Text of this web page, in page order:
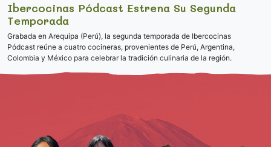
Ibercocinas Pódcast Estrena Su Segunda
Temporada
Grabada en Arequipa (Perú), la segunda temporada de Ibercocinas
Pódcast reúne a cuatro cocineras, provenientes de Perú, Argentina,
Colombia y México para celebrar la tradición culinaria de la región.